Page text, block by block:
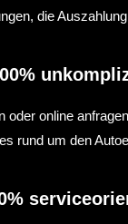
die
oder online
rund um den